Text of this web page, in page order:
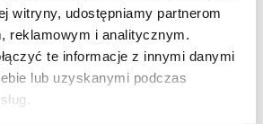
witryny, udostępniamy partnerom
reklamowym i analitycznym.
te informacje z innymi danymi
lub uzyskanymi podczas
wypożyczany jest przez
Zapoznaj się z jej